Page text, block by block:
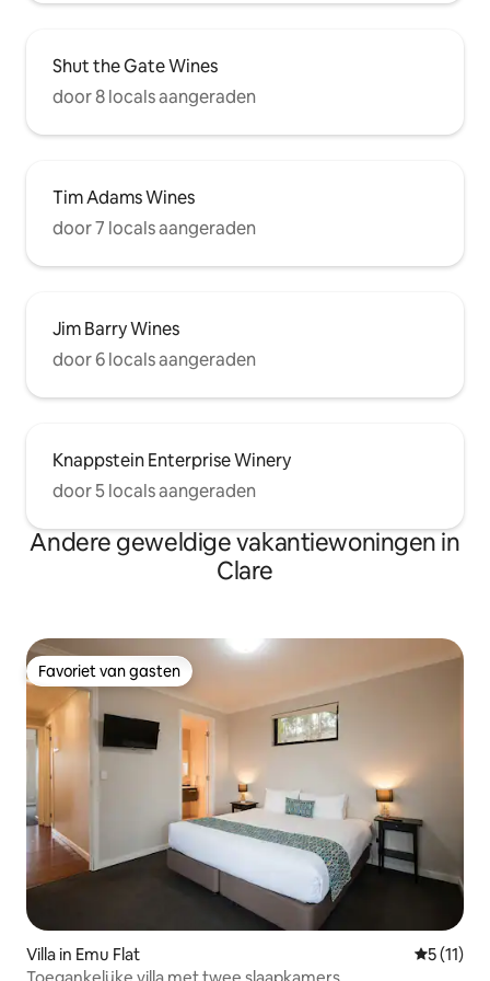
Shut the Gate Wines
door 8 locals aangeraden
Tim Adams Wines
door 7 locals aangeraden
Jim Barry Wines
door 6 locals aangeraden
Knappstein Enterprise Winery
door 5 locals aangeraden
Andere geweldige vakantiewoningen in
Clare
Favoriet van gasten
Favoriet van gasten
Villa in Emu Flat
5 (11)
Toegankelijke villa met twee slaapkamers